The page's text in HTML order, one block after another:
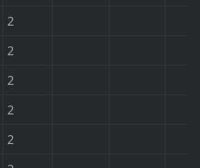
2
2
2
2
2